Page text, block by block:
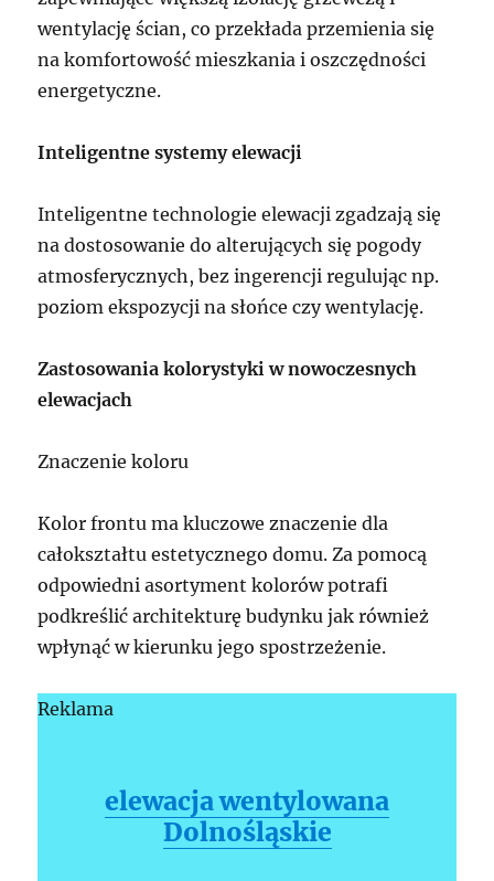
wentylację ścian, co przekłada przemienia się
na komfortowość mieszkania i oszczędności
energetyczne.
Inteligentne systemy elewacji
Inteligentne technologie elewacji zgadzają się
na dostosowanie do alterujących się pogody
atmosferycznych, bez ingerencji regulując np.
poziom ekspozycji na słońce czy wentylację.
Zastosowania kolorystyki w nowoczesnych
elewacjach
Znaczenie koloru
Kolor frontu ma kluczowe znaczenie dla
całokształtu estetycznego domu. Za pomocą
odpowiedni asortyment kolorów potrafi
podkreślić architekturę budynku jak również
wpłynąć w kierunku jego spostrzeżenie.
Reklama
elewacja wentylowana
Dolnośląskie